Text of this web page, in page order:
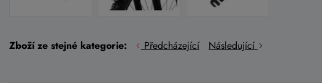
Zboží ze stejné kategorie: Předcházející Následující